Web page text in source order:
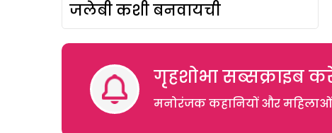
जलेबी कशी बनवायची
गृहशोभा सब्सक्राइब
मनोरंजक कहानियों और